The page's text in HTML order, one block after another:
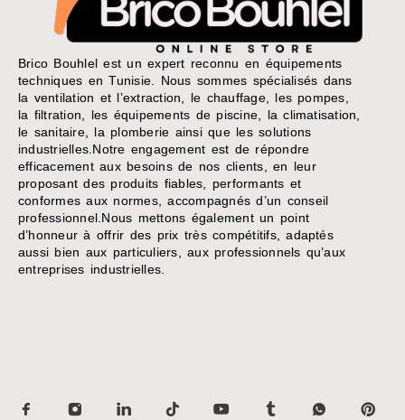
Brico Bouhlel est un expert reconnu en équipements
techniques en Tunisie. Nous sommes spécialisés dans
la ventilation et l’extraction, le chauffage, les pompes,
la filtration, les équipements de piscine, la climatisation,
le sanitaire, la plomberie ainsi que les solutions
industrielles.Notre engagement est de répondre
efficacement aux besoins de nos clients, en leur
proposant des produits fiables, performants et
conformes aux normes, accompagnés d’un conseil
professionnel.Nous mettons également un point
d’honneur à offrir des prix très compétitifs, adaptés
aussi bien aux particuliers, aux professionnels qu’aux
entreprises industrielles.